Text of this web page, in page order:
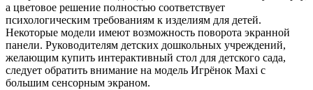
а цветовое решение полностью соответствует
психологическим требованиям к изделиям для детей.
Некоторые модели имеют возможность поворота экранной
панели. Руководителям детских дошкольных учреждений,
желающим купить интерактивный стол для детского сада,
следует обратить внимание на модель Игрёнок Maxi с
большим сенсорным экраном.